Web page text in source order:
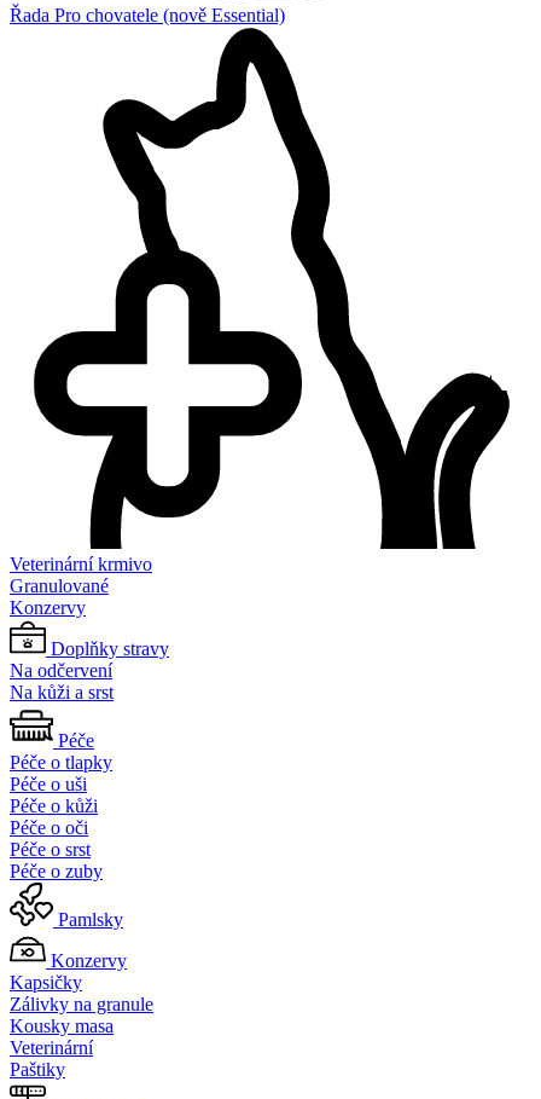
Řada Pro chovatele (nově Essential)
Veterinární krmivo
Granulované
Konzervy
Doplňky stravy
Na odčervení
Na kůži a srst
Péče
Péče o tlapky
Péče o uši
Péče o kůži
Péče o oči
Péče o srst
Péče o zuby
Pamlsky
Konzervy
Kapsičky
Zálivky na granule
Kousky masa
Veterinární
Paštiky